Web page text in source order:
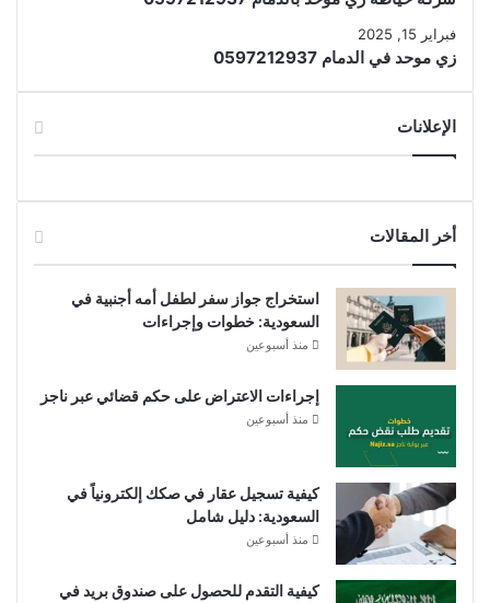
فبراير 15, 2025
زي موحد في الدمام 0597212937
الإعلانات
أخر المقالات
استخراج جواز سفر لطفل أمه أجنبية في
السعودية: خطوات وإجراءات
منذ أسبوعين
إجراءات الاعتراض على حكم قضائي عبر ناجز
منذ أسبوعين
كيفية تسجيل عقار في صكك إلكترونياً في
السعودية: دليل شامل
منذ أسبوعين
كيفية التقدم للحصول على صندوق بريد في